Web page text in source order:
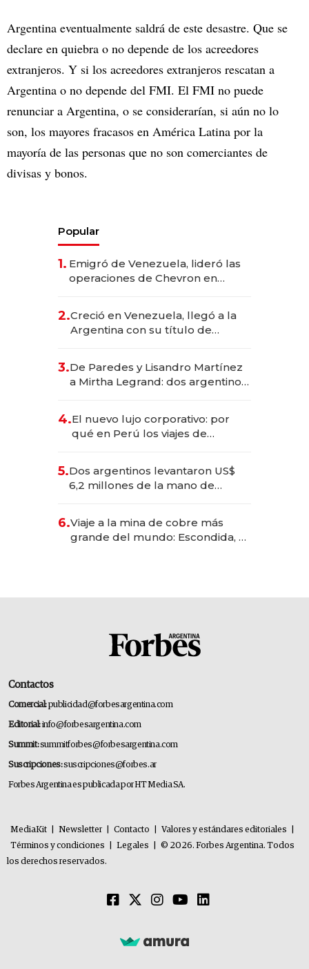
Argentina eventualmente saldrá de este desastre. Que se
declare en quiebra o no depende de los acreedores
extranjeros. Y si los acreedores extranjeros rescatan a
Argentina o no depende del FMI. El FMI no puede
renunciar a Argentina, o se considerarían, si aún no lo
son, los mayores fracasos en América Latina por la
mayoría de las personas que no son comerciantes de
divisas y bonos.
Popular
1. Emigró de Venezuela, lideró las
operaciones de Chevron en
2.Creció en Venezuela, llegó a la
Argentina con su título de
las marcas "fast premium"
3.De Paredes y Lisandro Martínez
a Mirtha Legrand: dos argentinos
4.El nuevo lujo corporativo: por
qué en Perú los viajes de
para convertirse en experiencias
transformadoras
5.Dos argentinos levantaron US$
6,2 millones de la mano de
6.Viaje a la mina de cobre más
grande del mundo: Escondida, el
Contactos
Comercial:publicidad@forbesargentina.com
Editorial:info@forbesargentina.com
Summit:summitforbes@forbesargentina.com
Suscripciones:suscripciones@forbes.ar
Forbes Argentina es publicada por HT Media SA.
MediaKit Newsletter Contacto Valores y estándares editoriales
Términos y condiciones
Legales
© 2026. Forbes Argentina. Todos
los derechos reservados.